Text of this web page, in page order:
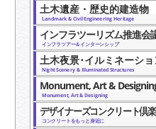
土木遺産・歴史的建造物
Landmark & Civil Engineering Heritage
インフラツーリズム推進会
インフラツアー＆インターンシップ
土木夜景･イルミネーシ
Night Scenery & Illuminated Structures
Monument, Art &
Monument, Art & Designing
デザイナーズコンクリート倶
コンクリートをもっと身近に